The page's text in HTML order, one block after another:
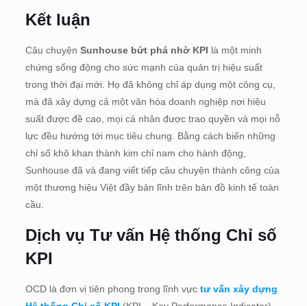
Kết luận
Câu chuyện Sunhouse bứt phá nhờ KPI là một minh
chứng sống động cho sức mạnh của quản trị hiệu suất
trong thời đại mới. Họ đã không chỉ áp dụng một công cụ,
mà đã xây dựng cả một văn hóa doanh nghiệp nơi hiệu
suất được đề cao, mọi cá nhân được trao quyền và mọi nỗ
lực đều hướng tới mục tiêu chung. Bằng cách biến những
chỉ số khô khan thành kim chỉ nam cho hành động,
Sunhouse đã và đang viết tiếp câu chuyện thành công của
một thương hiệu Việt đầy bản lĩnh trên bản đồ kinh tế toàn
cầu.
Dịch vụ Tư vấn Hệ thống Chỉ số
KPI
OCD là đơn vị tiên phong trong lĩnh vực tư vấn xây dựng